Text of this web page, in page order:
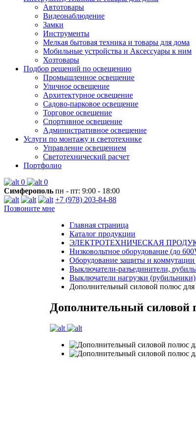
Автотовары
Видеонаблюдение
Замки
Инструменты
Мелкая бытовая техника и товары для дома
Мобильные устройства и Аксессуары к ним
Хозтовары
Подбор решений по освещению
Промышленное освещение
Уличное освещение
Архитектурное освещение
Садово-парковое освещение
Торговое освещение
Спортивное освещение
Административное освещение
Услуги по монтажу и светотехнике
Управление освещением
Светотехнический расчет
Портфолио
0
0
Симферополь пн - пт: 9:00 - 18:00
+7 (978) 203-84-88
Позвоните мне
Главная страница
Каталог продукции
ЭЛЕКТРОТЕХНИЧЕСКАЯ
Низковольтное оборудование (до
Оборудование защиты и
Выключатели-разъединители,
Выключатели нагрузки
Дополнительный силовой полюс
Дополнительный